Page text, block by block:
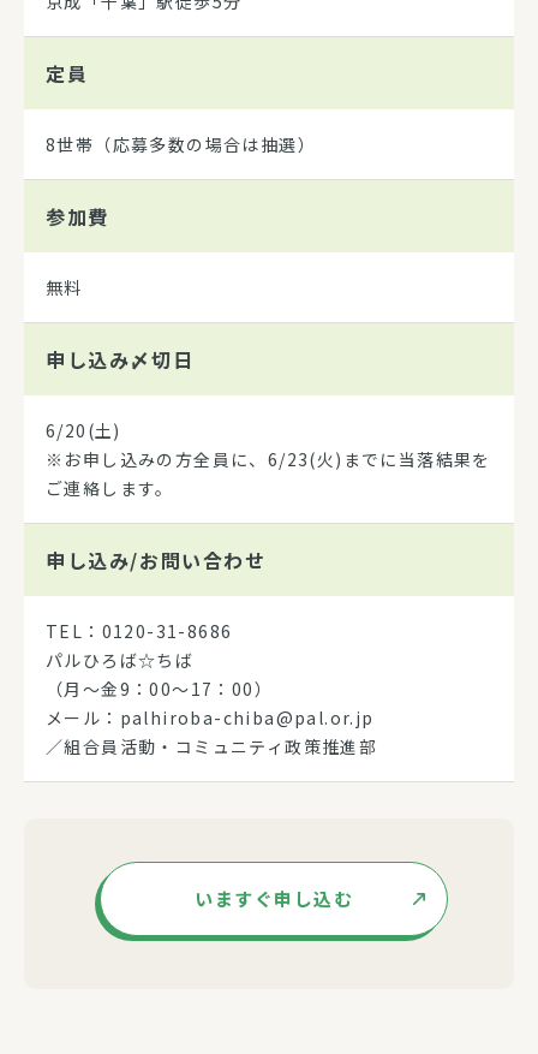
定員
8世帯（応募多数の場合は抽選）
参加費
無料
申し込み〆切日
6/20(土)
※お申し込みの方全員に、6/23(火)までに当落結果を
ご連絡します。
申し込み/お問い合わせ
TEL：0120-31-8686
パルひろば☆ちば
（月～金9：00～17：00）
メール：palhiroba-chiba@pal.or.jp
／組合員活動・コミュニティ政策推進部
いますぐ申し込む